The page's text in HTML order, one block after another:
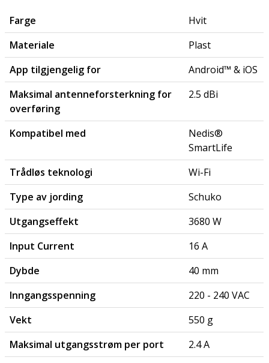
Farge
Hvit
Materiale
Plast
App tilgjengelig for
Android™ & iOS
Maksimal antenneforsterkning for
overføring
2.5 dBi
Kompatibel med
Nedis®
SmartLife
Trådløs teknologi
Wi-Fi
Type av jording
Schuko
Utgangseffekt
3680 W
Input Current
16 A
Dybde
40 mm
Inngangsspenning
220 - 240 VAC
Vekt
550 g
Maksimal utgangsstrøm per port
2.4 A